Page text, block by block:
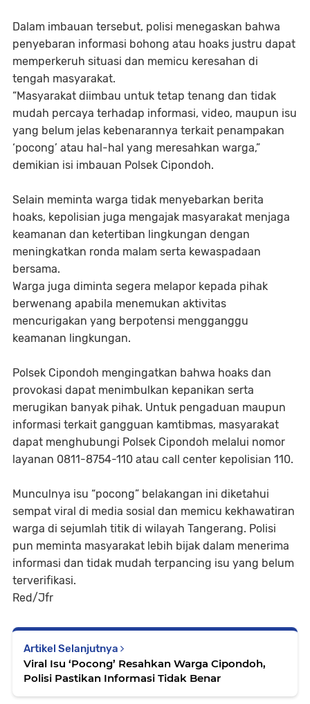
Dalam imbauan tersebut, polisi menegaskan bahwa
penyebaran informasi bohong atau hoaks justru dapat
memperkeruh situasi dan memicu keresahan di
tengah masyarakat.
“Masyarakat diimbau untuk tetap tenang dan tidak
mudah percaya terhadap informasi, video, maupun isu
yang belum jelas kebenarannya terkait penampakan
‘pocong’ atau hal-hal yang meresahkan warga,”
demikian isi imbauan Polsek Cipondoh.
Selain meminta warga tidak menyebarkan berita
hoaks, kepolisian juga mengajak masyarakat menjaga
keamanan dan ketertiban lingkungan dengan
meningkatkan ronda malam serta kewaspadaan
bersama.
Warga juga diminta segera melapor kepada pihak
berwenang apabila menemukan aktivitas
mencurigakan yang berpotensi mengganggu
keamanan lingkungan.
Polsek Cipondoh mengingatkan bahwa hoaks dan
provokasi dapat menimbulkan kepanikan serta
merugikan banyak pihak. Untuk pengaduan maupun
informasi terkait gangguan kamtibmas, masyarakat
dapat menghubungi Polsek Cipondoh melalui nomor
layanan 0811-8754-110 atau call center kepolisian 110.
Munculnya isu “pocong” belakangan ini diketahui
sempat viral di media sosial dan memicu kekhawatiran
warga di sejumlah titik di wilayah Tangerang. Polisi
pun meminta masyarakat lebih bijak dalam menerima
informasi dan tidak mudah terpancing isu yang belum
terverifikasi.
Red/Jfr
Artikel Selanjutnya
Viral Isu ‘Pocong’ Resahkan Warga Cipondoh,
Polisi Pastikan Informasi Tidak Benar